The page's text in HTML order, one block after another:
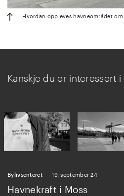
Hvordan oppleves havneområdet om
Kanskje du er interessert i
Bylivsenteret 19. september 24
Havnekraft i Moss